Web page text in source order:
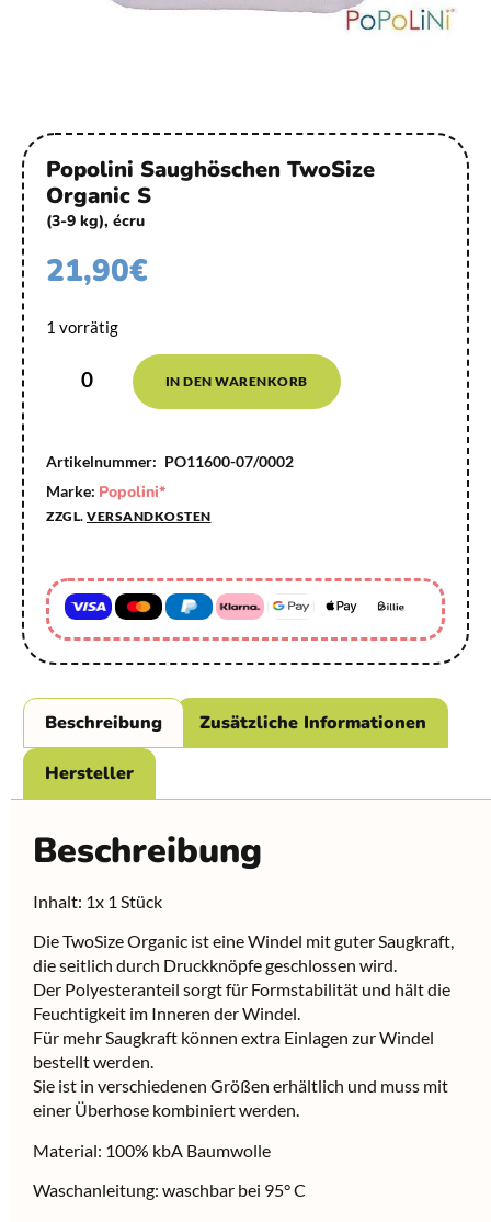
Popolini Saughöschen TwoSize
Organic S
(3-9 kg), écru
21,90€
1 vorrätig
IN DEN WARENKORB
Artikelnummer: PO11600-07/0002
Marke: Popolini*
ZZGL. VERSANDKOSTEN
Beschreibung Zusätzliche Informationen
Hersteller
Beschreibung
Inhalt: 1x 1 Stück
Die TwoSize Organic ist eine Windel mit guter Saugkraft,
die seitlich durch Druckknöpfe geschlossen wird.
Der Polyesteranteil sorgt für Formstabilität und hält die
Feuchtigkeit im Inneren der Windel.
Für mehr Saugkraft können extra Einlagen zur Windel
bestellt werden.
Sie ist in verschiedenen Größen erhältlich und muss mit
einer Überhose kombiniert werden.
Material: 100% kbA Baumwolle
Waschanleitung: waschbar bei 95° C